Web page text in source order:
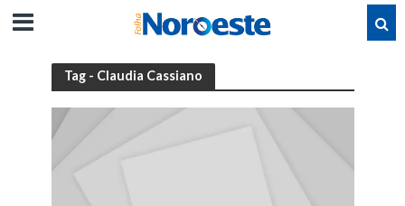
Tag - Claudia Cassiano